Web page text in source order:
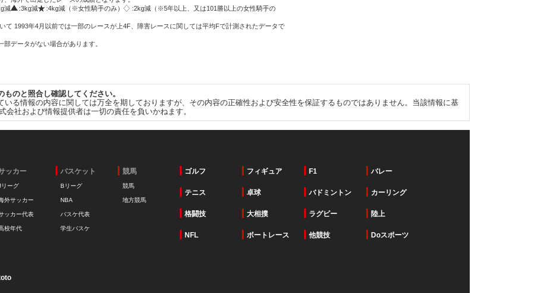
減 :3kg減 :4kg減（※女性騎手のみ）
:2kg減（※5年以上、又は101勝以上の女性騎手の
て 1993年4月以前では一部のレースが上4F、障害レースに関しては平均Fで計測されたデータで
データがない場合があります。
ものと照合し確認してください。
る情報の内容に関しては万全を期しておりますが、その内容の正確性および安全性を保証するものではありません。当該情報に基
社および情報提供者は一切の責任を負いかねます。
ッカー
リーグ
外サッカー
ッカー代表
校年代
バスケット
Bリーグ
NBA
バスケ代表
学生バスケ
競馬
競馬
地方競馬
ゴルフ フィギュア F1 バレー
テニス 卓球 バドミントン カーリング
格闘技 大相撲 ラグビー 陸上
NFL ボートレース 他競技 Doスポーツ